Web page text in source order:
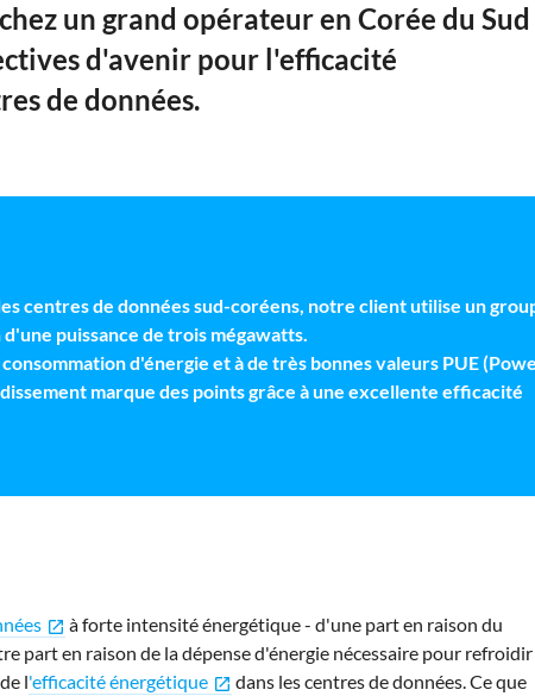
un grand opérateur en Corée du Sud
d'avenir pour l'efficacité
de données.
centres de données sud-coréens, notre client utilise un
puissance de trois mégawatts.
d'énergie et à de très bonnes valeurs PUE
marque des points grâce à une excellente efficacité
open_in_new à forte intensité énergétique - d'une part en raison du
part en raison de la dépense d'énergie nécessaire pour refroidir
l'efficacité énergétique open_in_new dans les centres de données. Ce que